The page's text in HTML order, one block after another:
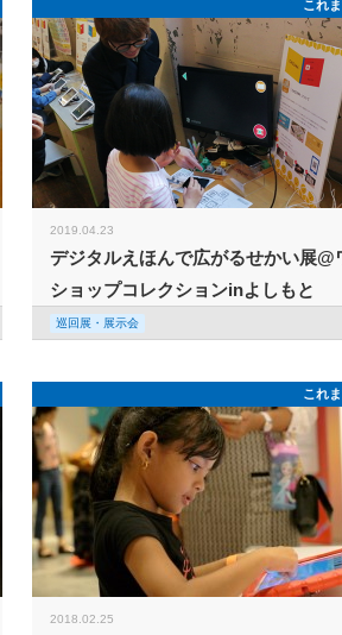
これ
2019.04.23
デジタルえほんで広がるせかい展@
ショップコレクションinよしもと
巡回展・展示会
これ
2018.02.25